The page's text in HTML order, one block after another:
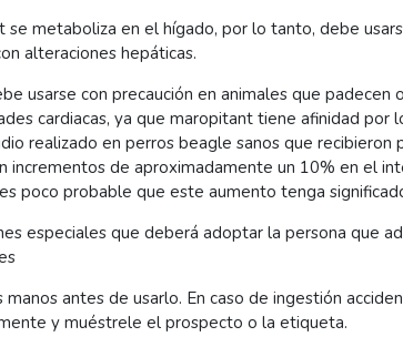
se metaboliza en el hígado, por lo tanto, debe
alteraciones hepáticas.
usarse con precaución en animales que padecen
cardiacas, ya que maropitant tiene afinidad por
realizado en perros beagle sanos que recibieron
incrementos de aproximadamente un 10% en el
poco probable que este aumento tenga
especiales que deberá adoptar la persona que
manos antes de usarlo. En caso de ingestión
y muéstrele el prospecto o la etiqueta.